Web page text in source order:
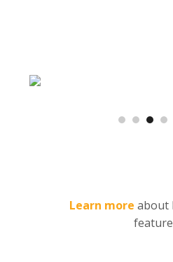
Learn more about